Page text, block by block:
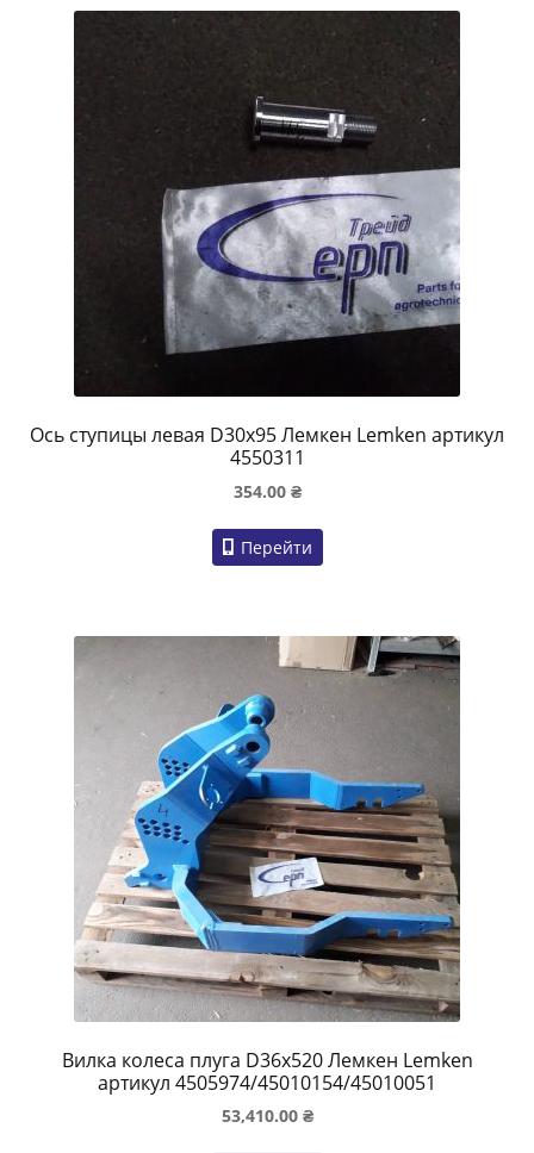
Ось ступицы левая D30x95 Лемкен Lemken артикул
4550311
354.00 ₴
Перейти
Вилка колеса плуга D36х520 Лемкен Lemken
артикул 4505974/45010154/45010051
53,410.00 ₴